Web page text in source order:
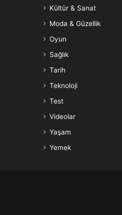
Kültür & Sanat
Moda & Güzellik
Oyun
Sağlık
Tarih
Teknoloji
Test
Videolar
Yaşam
Yemek